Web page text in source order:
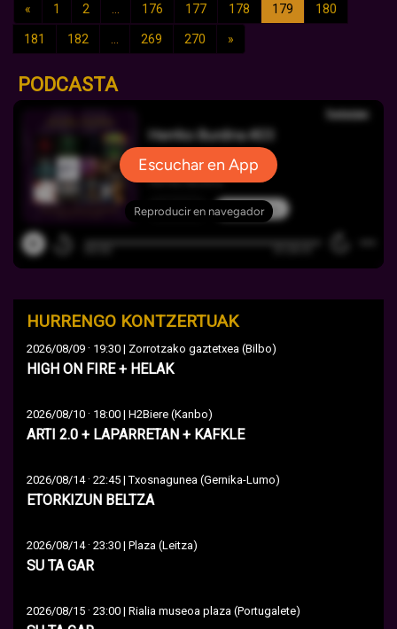
« 1 2 176 177 178 179 180
181 182 269 270 »
PODCASTA
HURRENGO KONTZERTUAK
2026/08/09 · 19:30 | Zorrotzako gaztetxea (Bilbo)
HIGH ON FIRE + HELAK
2026/08/10 · 18:00 | H2Biere (Kanbo)
ARTI 2.0 + LAPARRETAN + KAFKLE
2026/08/14· 22:45 | Txosnagunea (Gernika-Lumo)
ETORKIZUN BELTZA
2026/08/14· 23:30 | Plaza (Leitza)
SU TA GAR
2026/08/15 · 23:00 | Rialia museoa plaza (Portugalete)